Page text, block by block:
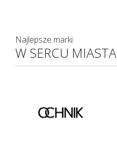
Najlepsze marki
W SERCU MIASTA